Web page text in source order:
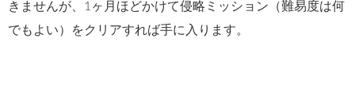
きませんが、1ヶ月ほどかけて侵略ミッション（難易度は何
でもよい）をクリアすれば手に入ります。